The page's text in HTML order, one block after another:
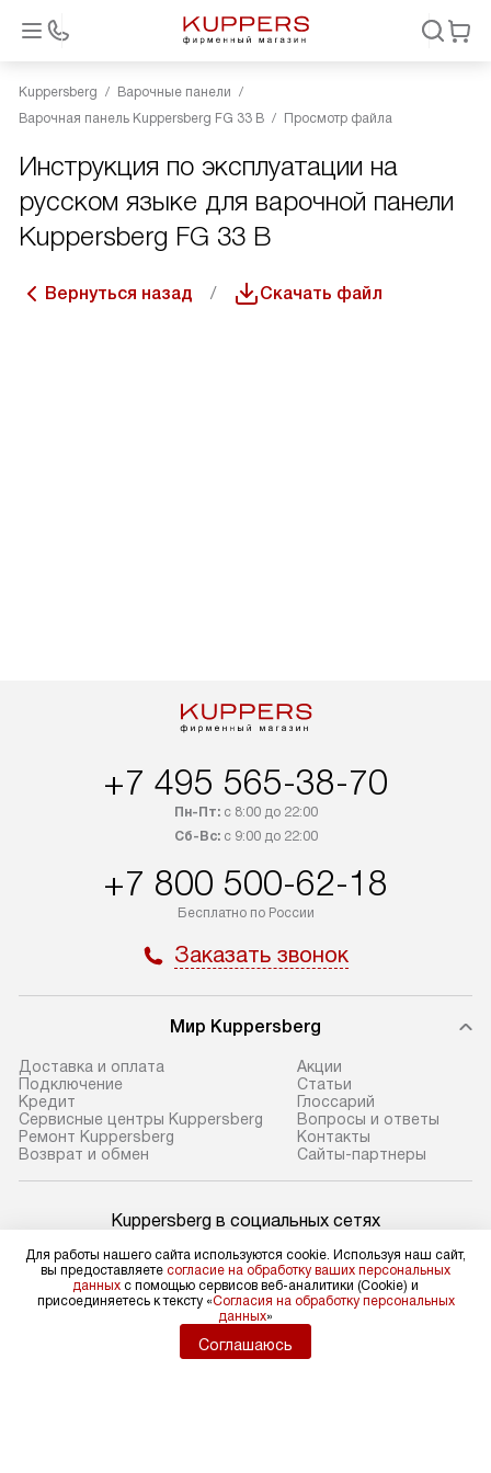
Kuppersberg
Варочные панели
Варочная панель Kuppersberg FG 33 B
Просмотр файла
Инструкция по эксплуатации на
русском языке для варочной панели
Kuppersberg FG 33 B
Вернуться назад Скачать файл
+7 495 565-38-70
Пн-Пт:с 8:00 до 22:00
Сб-Вс:с 9:00 до 22:00
+7 800 500-62-18
Бесплатно по России
Заказать звонок
Мир Kuppersberg
Доставка и оплата
Подключение
Кредит
Сервисные центры Kuppersberg
Ремонт Kuppersberg
Возврат и обмен
Акции
Cтатьи
Глоссарий
Вопросы и ответы
Контакты
Сайты-партнеры
Kuppersberg в социальных сетях
Для физических лиц
shop@kuppers-russia.ru
Для юридических лиц
Для работы нашего сайта используются cookie. Используя наш сайт,
вы предоставляете согласие на обработку ваших персональных
данных с помощью сервисов веб-аналитики (Cookie) и
присоединяетесь к тексту «Согласия на обработку персональных
данных»
Соглашаюсь